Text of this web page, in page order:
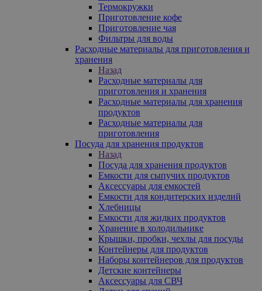
Термокружки
Приготовление кофе
Приготовление чая
Фильтры для воды
Расходные материалы для приготовления и
хранения
Назад
Расходные материалы для
приготовления и хранения
Расходные материалы для хранения
продуктов
Расходные материалы для
приготовления
Посуда для хранения продуктов
Назад
Посуда для хранения продуктов
Емкости для сыпучих продуктов
Аксессуары для емкостей
Емкости для кондитерских изделий
Хлебницы
Емкости для жидких продуктов
Хранение в холодильнике
Крышки, пробки, чехлы для посуды
Контейнеры для продуктов
Наборы контейнеров для продуктов
Детские контейнеры
Аксессуары для СВЧ